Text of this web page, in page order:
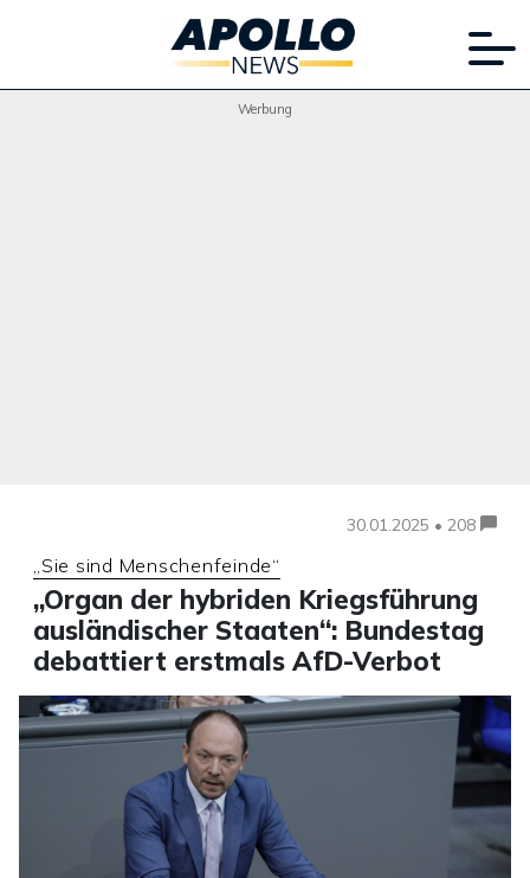
Werbung
30.01.2025 • 208
„Sie sind Menschenfeinde“
„Organ der hybriden Kriegsführung
ausländischer Staaten“: Bundestag
debattiert erstmals AfD-Verbot